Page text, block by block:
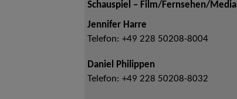
Schauspiel – Film/Fernsehen/Media
Jennifer Harre
Telefon: +49 228 50208-8004
Daniel Philippen
Telefon: +49 228 50208-8032